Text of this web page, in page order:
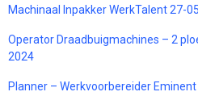
Machinaal Inpakker WerkTalent 27-
Operator Draadbuigmachines – 2
2024
Planner – Werkvoorbereider